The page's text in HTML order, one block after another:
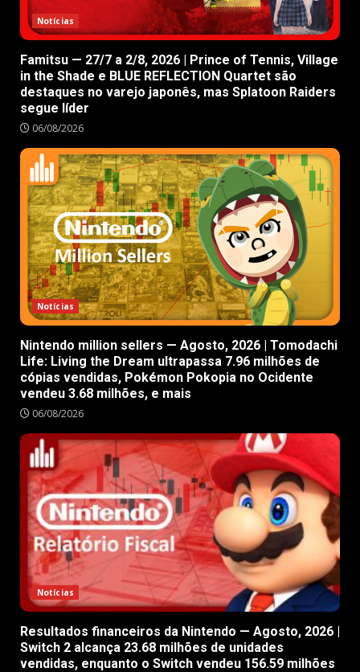
Notícias
Famitsu — 27/7 a 2/8, 2026 | Prince of Tennis, Village
in the Shade e BLUE REFLECTION Quartet são
destaques no varejo japonês, mas Splatoon Raiders
segue líder
06/08/2026
Notícias
Nintendo million sellers — Agosto, 2026 | Tomodachi
Life: Living the Dream ultrapassa 7.96 milhões de
cópias vendidas, Pokémon Pokopia no Ocidente
vendeu 3.68 milhões, e mais
06/08/2026
Notícias
Resultados financeiros da Nintendo — Agosto, 2026 |
Switch 2 alcança 23.68 milhões de unidades
vendidas, enquanto o Switch vendeu 156.59 milhões